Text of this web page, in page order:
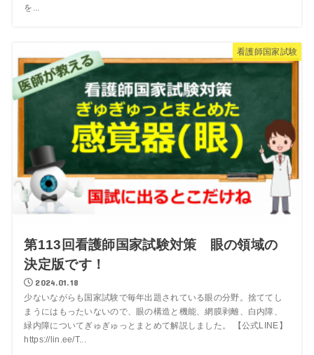
を...
看護師国家試験
第113回看護師国家試験対策 眼の領域の
決定版です！
2024.01.18
少ないながらも国家試験で毎年出題されている眼の分野。捨ててし
まうにはもったいないので、眼の構造と機能、網膜剥離、白内障、
緑内障についてぎゅぎゅっとまとめて解説しました。 【公式LINE】
https://lin.ee/T...